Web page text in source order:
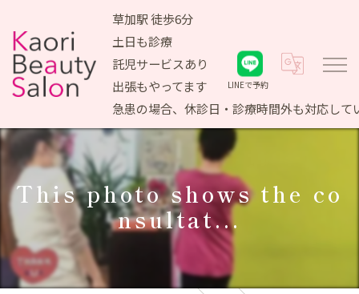
草加駅 徒歩6分
土日も診療
託児サービスあり
出張もやってます
急患の場合、休診日・診療時間外も対応して
LINEで予約
This photo shows the co
nsultat...